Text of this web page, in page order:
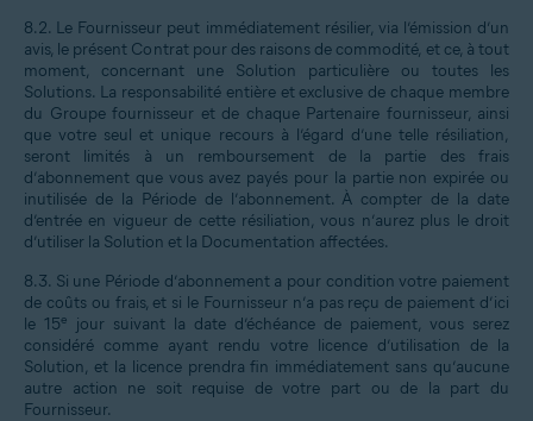
8.2. Le Fournisseur peut immédiatement résilier, via l’émission d’un
avis, le présent Contrat pour des raisons de commodité, et ce, à tout
moment, concernant une Solution particulière ou toutes les
Solutions. La responsabilité entière et exclusive de chaque membre
du Groupe fournisseur et de chaque Partenaire fournisseur, ainsi
que votre seul et unique recours à l’égard d’une telle résiliation,
seront limités à un remboursement de la partie des frais
d’abonnement que vous avez payés pour la partie non expirée ou
inutilisée de la Période de l’abonnement. À compter de la date
d’entrée en vigueur de cette résiliation, vous n’aurez plus le droit
d’utiliser la Solution et la Documentation affectées.
8.3. Si une Période d’abonnement a pour condition votre paiement
de coûts ou frais, et si le Fournisseur n’a pas reçu de paiement d’ici
le 15e
jour suivant la date d’échéance de paiement, vous serez
considéré comme ayant rendu votre licence d’utilisation de la
Solution, et la licence prendra fin immédiatement sans qu’aucune
autre action ne soit requise de votre part ou de la part du
Fournisseur.